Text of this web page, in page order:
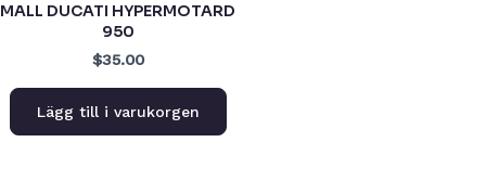
MALL DUCATI HYPERMOTARD
950
$35.00
Lägg till i varukorgen